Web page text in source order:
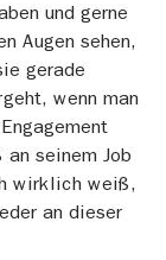
und gerne
Augen sehen,
gerade
wenn man
seinem Job
wirklich weiß,
an dieser